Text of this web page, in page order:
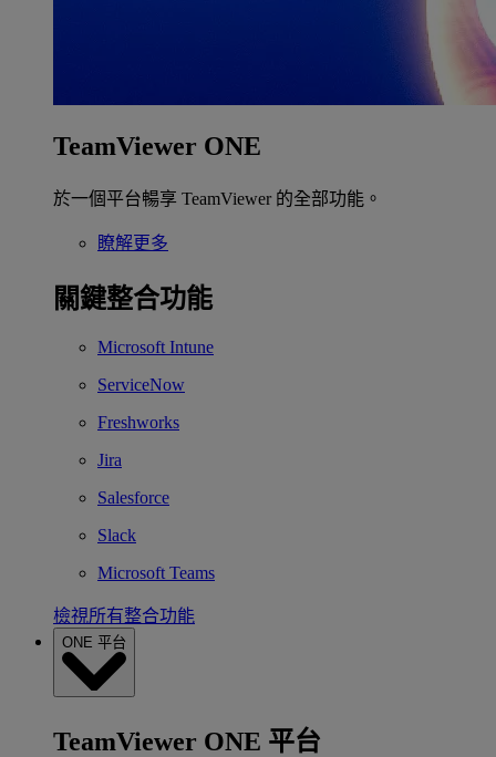
TeamViewer ONE
於一個平台暢享 TeamViewer 的全部功能。
瞭解更多
關鍵整合功能
Microsoft Intune
ServiceNow
Freshworks
Jira
Salesforce
Slack
Microsoft Teams
檢視所有整合功能
ONE 平台
TeamViewer ONE 平台